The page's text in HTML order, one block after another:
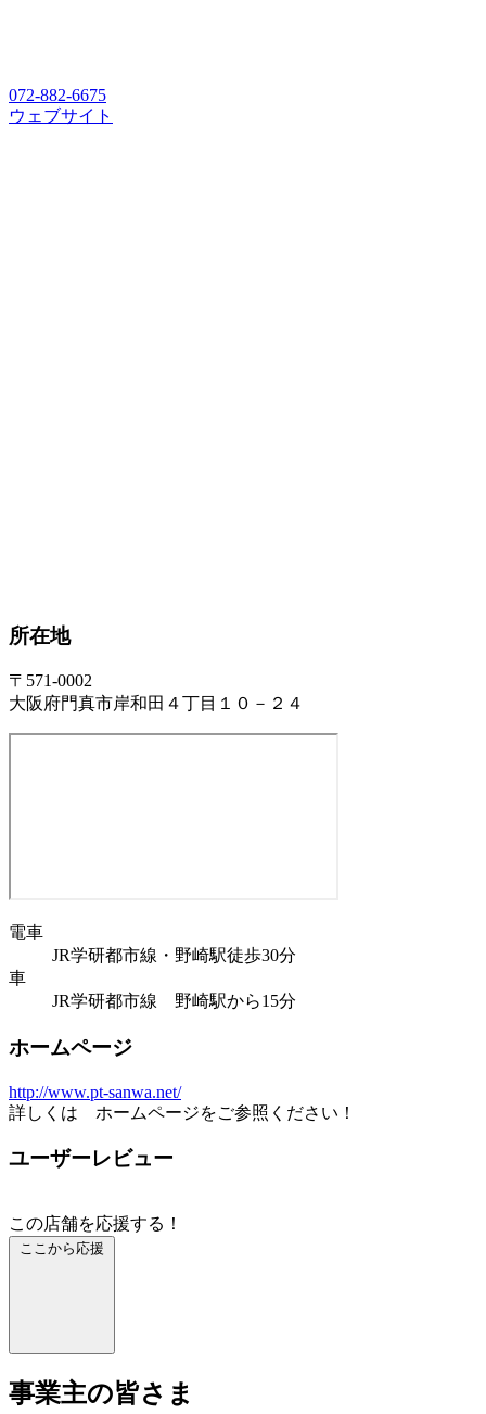
072-882-6675
ウェブサイト
所在地
〒571-0002
大阪府門真市岸和田４丁目１０－２４
電車
JR学研都市線・野崎駅徒歩30分
車
JR学研都市線 野崎駅から15分
ホームページ
http://www.pt-sanwa.net/
詳しくは ホームページをご参照ください！
ユーザーレビュー
この店舗を応援する！
ここから応援
事業主の皆さま